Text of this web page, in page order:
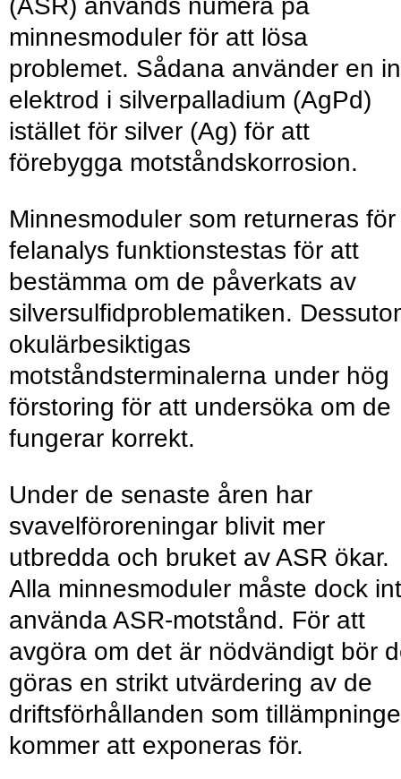
(ASR) används numera på
minnesmoduler för att lösa
problemet. Sådana använder en
elektrod i silverpalladium (AgPd)
istället för silver (Ag) för att
förebygga motståndskorrosion.
Minnesmoduler som returneras för
felanalys funktionstestas för att
bestämma om de påverkats av
silversulfidproblematiken.
okulärbesiktigas
motståndsterminalerna under hög
förstoring för att undersöka om de
fungerar korrekt.
Under de senaste åren har
svavelföroreningar blivit mer
utbredda och bruket av ASR ökar.
Alla minnesmoduler måste dock
använda ASR-motstånd. För att
avgöra om det är nödvändigt bör
göras en strikt utvärdering av de
driftsförhållanden som
kommer att exponeras för.